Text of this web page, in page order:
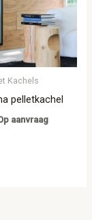
Kachels
pelletkachel
aanvraag